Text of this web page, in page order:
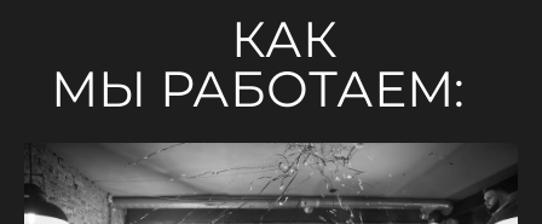
КАК
МЫ РАБОТАЕМ: